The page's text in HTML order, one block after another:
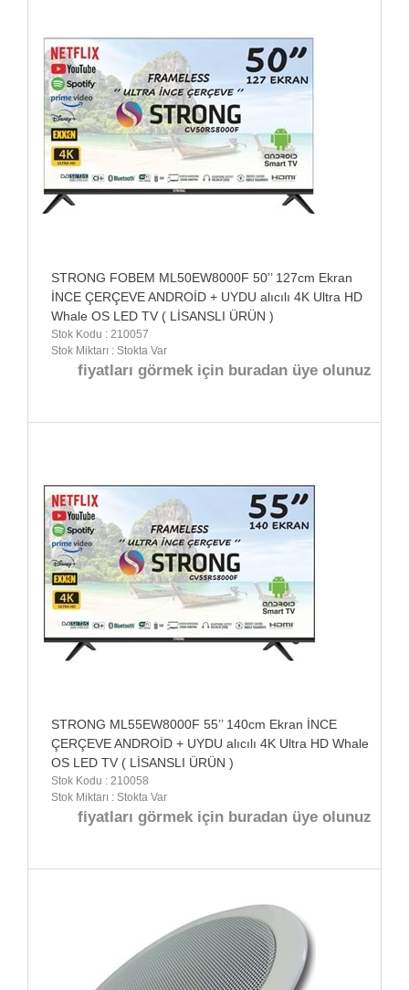
STRONG FOBEM ML50EW8000F 50’’ 127cm Ekran
İNCE ÇERÇEVE ANDROİD + UYDU alıcılı 4K Ultra HD
Whale OS LED TV ( LİSANSLI ÜRÜN )
Stok Kodu : 210057
Stok Miktarı : Stokta Var
fiyatları görmek için buradan üye olunuz
STRONG ML55EW8000F 55’’ 140cm Ekran İNCE
ÇERÇEVE ANDROİD + UYDU alıcılı 4K Ultra HD Whale
OS LED TV ( LİSANSLI ÜRÜN )
Stok Kodu : 210058
Stok Miktarı : Stokta Var
fiyatları görmek için buradan üye olunuz